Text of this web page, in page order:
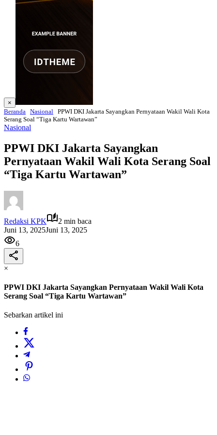
×
Beranda Nasional PPWI DKI Jakarta Sayangkan Pernyataan Wakil Wali Kota
Serang Soal “Tiga Kartu Wartawan”
Nasional
PPWI DKI Jakarta Sayangkan
Pernyataan Wakil Wali Kota Serang Soal
“Tiga Kartu Wartawan”
Redaksi KPK
2 min baca
Juni 13, 2025Juni 13, 2025
6
×
PPWI DKI Jakarta Sayangkan Pernyataan Wakil Wali Kota
Serang Soal “Tiga Kartu Wartawan”
Sebarkan artikel ini